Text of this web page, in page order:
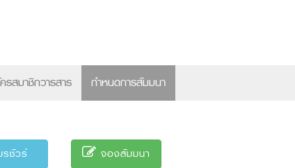
รสมาชิกวารสาร กำหนดการสัมมนา
รชัวร์ จองสัมมนา